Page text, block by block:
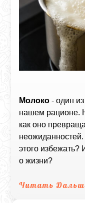
Молоко - один
нашем рационе.
как оно
этого избежать?
о жизни?
Читать